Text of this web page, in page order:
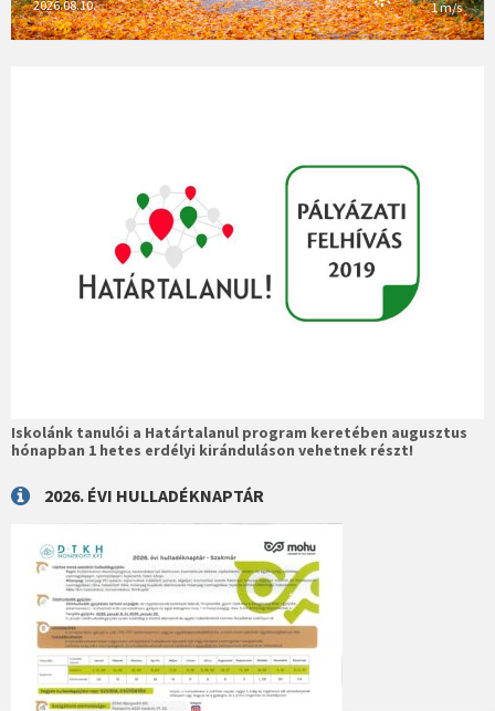
2026.08.10. 1 m/s
Iskolánk tanulói a Határtalanul program keretében augusztus
hónapban 1 hetes erdélyi kiránduláson vehetnek részt!
2026. ÉVI HULLADÉKNAPTÁR